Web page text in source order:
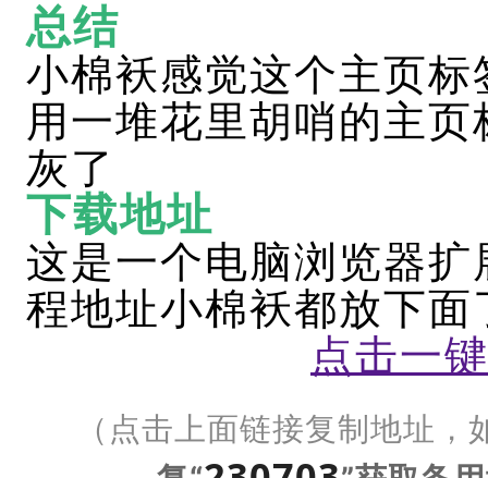
总结
小棉袄感觉这个主页
用一堆花里胡哨的主
灰了
下载地址
这是一个电脑浏览器
程地址小棉袄都放下面
点击一
（点击上面链接复制地址 ，